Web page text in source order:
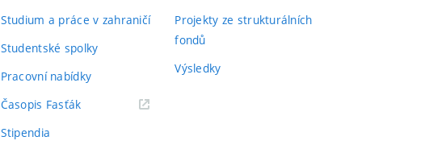
Studium a práce v zahraničí
Studentské spolky
Pracovní nabídky
Časopis Fasťák(externí
Stipendia
Projekty ze strukturálních
fondů
Výsledky